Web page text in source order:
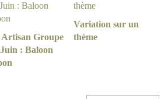
Artisan Groupe
: Baloon
Variation sur un
thème